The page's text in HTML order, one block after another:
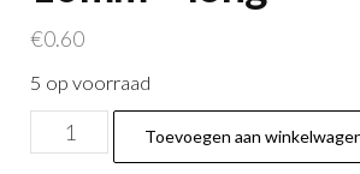
€0.60
5 op voorraad
Equalization
extension
Toevoegen aan